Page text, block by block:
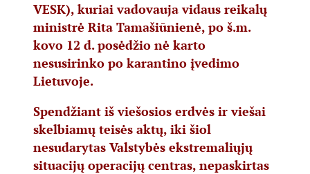
VESK), kuriai vadovauja vidaus reikalų
ministrė Rita Tamašiūnienė, po š.m.
kovo 12 d. posėdžio nė karto
nesusirinko po karantino įvedimo
Lietuvoje.
Spendžiant iš viešosios erdvės ir viešai
skelbiamų teisės aktų, iki šiol
nesudarytas Valstybės ekstremaliųjų
situacijų operacijų centras, nepaskirtas